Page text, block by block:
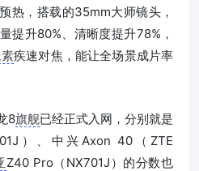
热，搭载的35mm大师镜头，
提升80%、清晰度提升78%，
疾速对焦，能让全场景成片率
8旗舰已经正式入网，分别就是
）、中兴Axon 40（ZTE
Z40 Pro（NX701J）的分数也